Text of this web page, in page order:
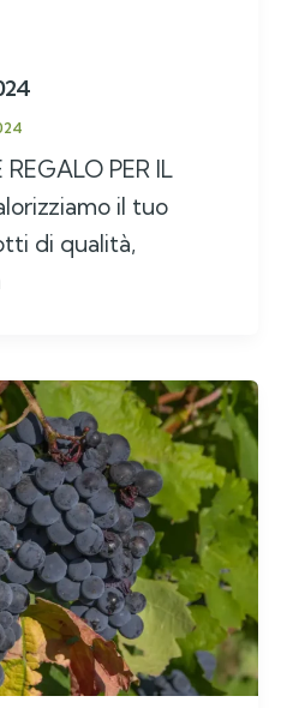
REGALO PER IL
il tuo
di qualità,